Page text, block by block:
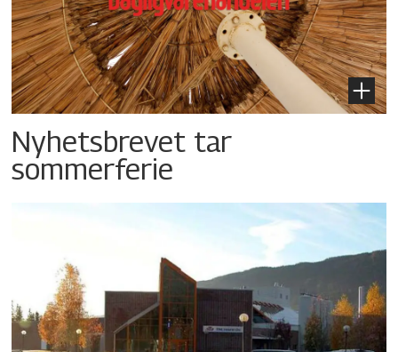
Nyhetsbrevet tar
sommerferie